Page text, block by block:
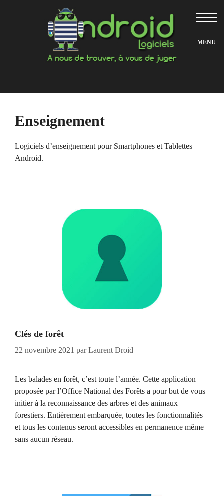
Enseignement
Logiciels d’enseignement pour Smartphones et Tablettes
Android.
Clés de forêt
22 novembre 2021 parLaurent Droid
Les balades en forêt, c’est toute l’année. Cette application
proposée par l’Office National des Forêts a pour but de vous
initier à la reconnaissance des arbres et des animaux
forestiers. Entièrement embarquée, toutes les fonctionnalités
et tous les contenus seront accessibles en permanence même
sans aucun réseau.